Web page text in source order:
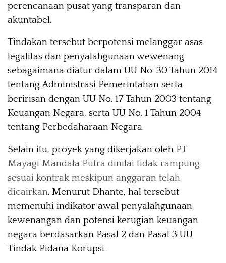
perencanaan pusat yang transparan dan
akuntabel.
Tindakan tersebut berpotensi melanggar asas
legalitas dan penyalahgunaan wewenang
sebagaimana diatur dalam UU No. 30 Tahun 2014
tentang Administrasi Pemerintahan serta
beririsan dengan UU No. 17 Tahun 2003 tentang
Keuangan Negara, serta UU No. 1 Tahun 2004
tentang Perbedaharaan Negara.
Selain itu, proyek yang dikerjakan oleh PT
Mayagi Mandala Putra dinilai tidak rampung
sesuai kontrak meskipun anggaran telah
dicairkan. Menurut Dhante, hal tersebut
memenuhi indikator awal penyalahgunaan
kewenangan dan potensi kerugian keuangan
negara berdasarkan Pasal 2 dan Pasal 3 UU
Tindak Pidana Korupsi.